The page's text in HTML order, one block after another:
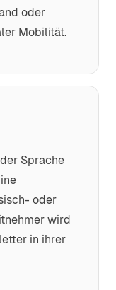
oder
Mobilität.
Sprache
oder
wird
in ihrer